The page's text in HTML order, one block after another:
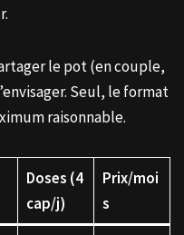
le pot (en couple,
Seul, le format
raisonnable.
Doses (4
cap/j)
Prix/moi
s